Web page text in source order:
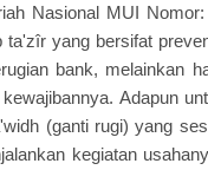
Nasional MUI
yang bersifat
bank, melainkan
Adapun
(ganti rugi) yang
kegiatan